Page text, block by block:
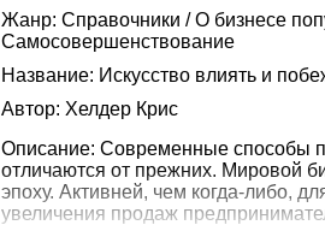
Жанр: Справочники /О бизнесе
Самосовершенствование
Название: Искусство влиять и
Автор: Хелдер Крис
Описание: Современные способы
отличаются от прежних. Мировой
эпоху. Активней, чем когда-либо,
увеличения продаж